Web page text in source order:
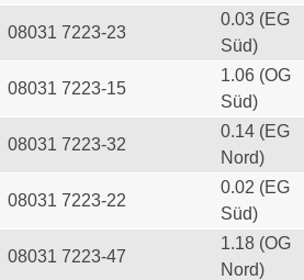
08031 7223-23
0.03 (EG
Süd)
08031 7223-15
1.06 (OG
Süd)
08031 7223-32
0.14 (EG
Nord)
08031 7223-22
0.02 (EG
Süd)
08031 7223-47
1.18 (OG
Nord)